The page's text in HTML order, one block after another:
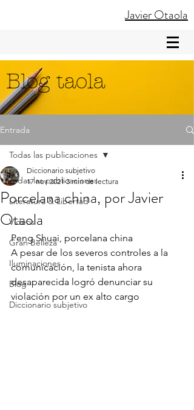
Javier Otaola
Blog taola
Entrada
Todas las publicaciones
Literatura & Libertad
Videos
Gran Belleza
Iluminaciones
Blog
Diccionario subjetivo
Todas las publicaciones
Porcelana china, por Javier
Otaola
Diccionario subjetivo
17 nov 2021 3 min de lectura
Peng Shuai, porcelana china
A pesar de los severos controles a la
comunicación, la tenista ahora
desaparecida logró denunciar su
violación por un ex alto cargo